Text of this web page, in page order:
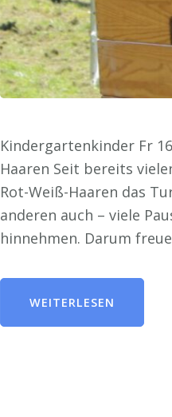
Kindergartenkinder Fr
Haaren Seit bereits
Rot-Weiß-Haaren das
anderen auch – viele
hinnehmen. Darum
WEITERLESEN